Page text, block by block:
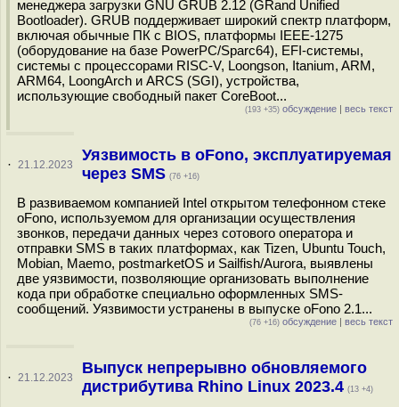
менеджера загрузки GNU GRUB 2.12 (GRand Unified
Bootloader). GRUB поддерживает широкий спектр платформ,
включая обычные ПК с BIOS, платформы IEEE-1275
(оборудование на базе PowerPC/Sparc64), EFI-системы,
системы с процессорами RISC-V, Loongson, Itanium, ARM,
ARM64, LoongArch и ARCS (SGI), устройства,
использующие свободный пакет CoreBoot...
(193 +35) обсуждение | весь текст
· 21.12.2023
Уязвимость в oFono, эксплуатируемая
через SMS (76 +16)
В развиваемом компанией Intel открытом телефонном стеке
oFono, используемом для организации осуществления
звонков, передачи данных через сотового оператора и
отправки SMS в таких платформах, как Tizen, Ubuntu Touch,
Mobian, Maemo, postmarketOS и Sailfish/Aurora, выявлены
две уязвимости, позволяющие организовать выполнение
кода при обработке специально оформленных SMS-
сообщений. Уязвимости устранены в выпуске oFono 2.1...
(76 +16) обсуждение | весь текст
· 21.12.2023
Выпуск непрерывно обновляемого
дистрибутива Rhino Linux 2023.4 (13 +4)